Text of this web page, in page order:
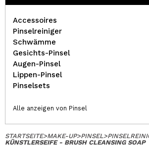
Accessoires
Pinselreiniger
Schwämme
Gesichts-Pinsel
Augen-Pinsel
Lippen-Pinsel
Pinselsets
Alle anzeigen von Pinsel
STARTSEITE>MAKE-UP>PINSEL>
KÜNSTLERSEIFE - BRUSH CLEANSING SOAP